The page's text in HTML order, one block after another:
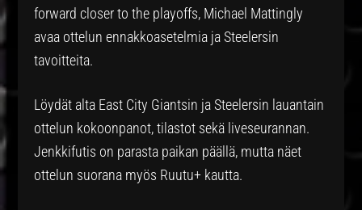
forward closer to the playoffs, Michael Mattingly
avaa ottelun ennakkoasetelmia ja Steelersin
tavoitteita.
Löydät alta East City Giantsin ja Steelersin lauantain
ottelun kokoonpanot, tilastot sekä liveseurannan.
Jenkkifutis on parasta paikan päällä, mutta näet
ottelun suorana myös Ruutu+ kautta.